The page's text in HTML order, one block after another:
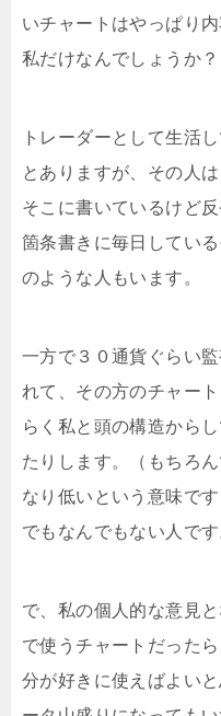
いチャートはやっぱり
私だけなんでしょうか？
トレーダーとして生活
とありますが、その人
そこに書いているけど
箇条書きに毎日してい
のような人もいます。
一方で３０通貨ぐらい
れて、その方のチャー
らく私と頭の構造から
たりします。（もちろ
なり低いという意味で
でもなんでもない人です
で、私の個人的な意見
で使うチャートだった
分が好きに使えばよい